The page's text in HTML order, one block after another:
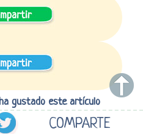
COMPARTE
gustado este artículo